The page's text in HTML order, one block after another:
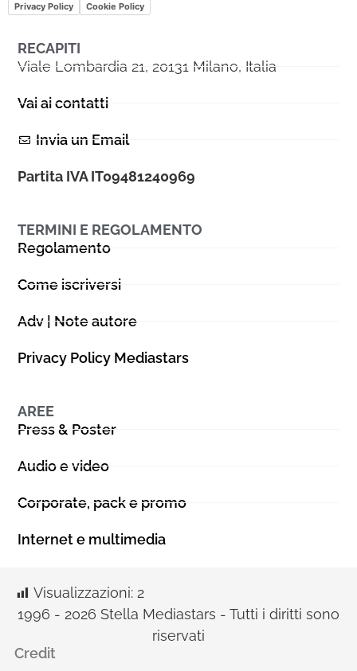
Privacy Policy Cookie Policy
RECAPITI
Viale Lombardia 21, 20131 Milano, Italia
Vai ai contatti
Invia un Email
Partita IVA IT09481240969
TERMINI E REGOLAMENTO
Regolamento
Come iscriversi
Adv | Note autore
Privacy Policy Mediastars
AREE
Press & Poster
Audio e video
Corporate, pack e promo
Internet e multimedia
Visualizzazioni: 2
1996 - 2026 Stella Mediastars - Tutti i diritti sono
riservati
Credit